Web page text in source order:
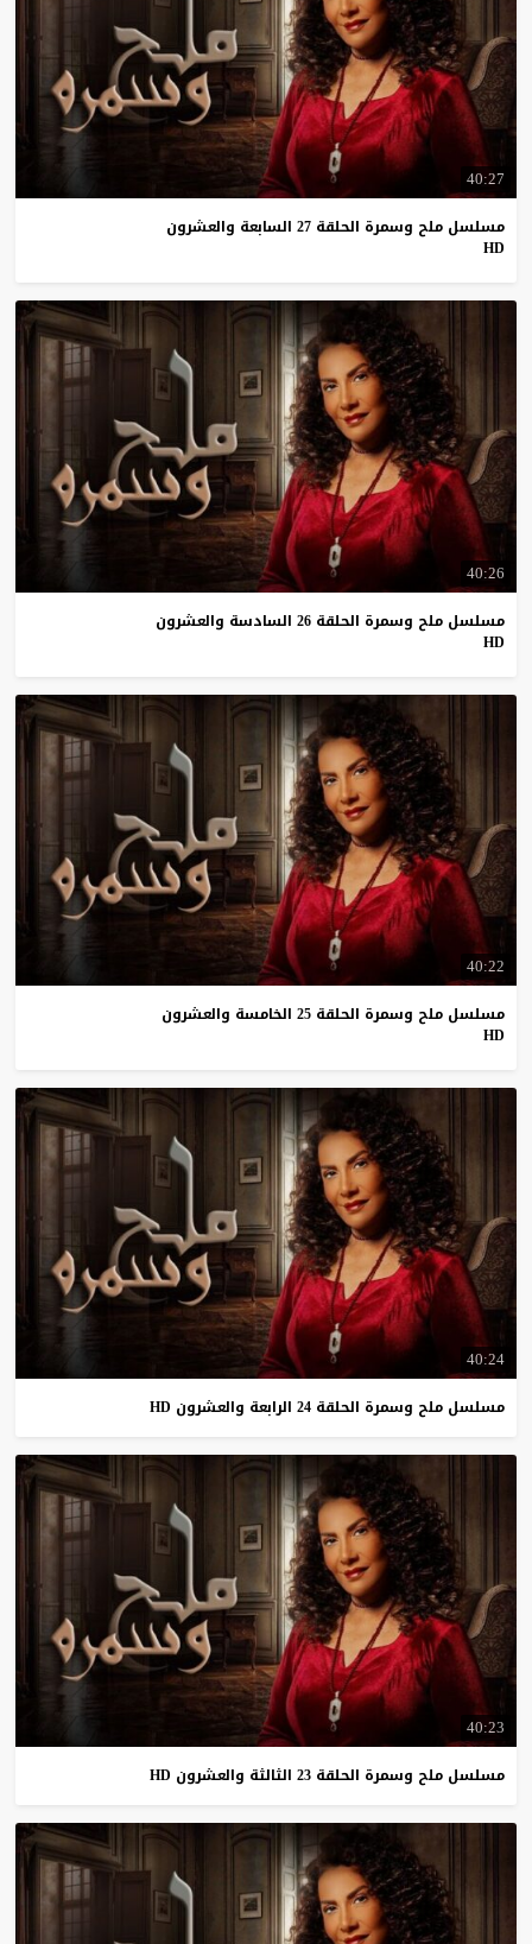
40:27
مسلسل ملح وسمرة الحلقة 27 السابعة والعشرون
HD
40:26
مسلسل ملح وسمرة الحلقة 26 السادسة والعشرون
HD
40:22
مسلسل ملح وسمرة الحلقة 25 الخامسة والعشرون
HD
40:24
مسلسل ملح وسمرة الحلقة 24 الرابعة والعشرون HD
40:23
مسلسل ملح وسمرة الحلقة 23 الثالثة والعشرون HD